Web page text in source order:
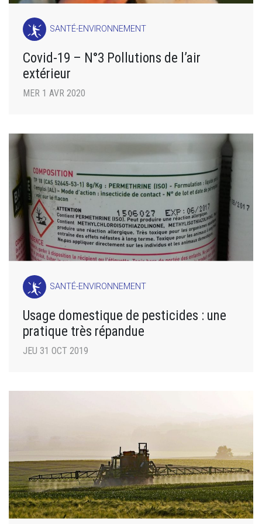
SANTÉ-ENVIRONNEMENT
Covid-19 – N°3 Pollutions de l’air
extérieur
MER 1 AVR 2020
SANTÉ-ENVIRONNEMENT
Usage domestique de pesticides : une
pratique très répandue
JEU 31 OCT 2019